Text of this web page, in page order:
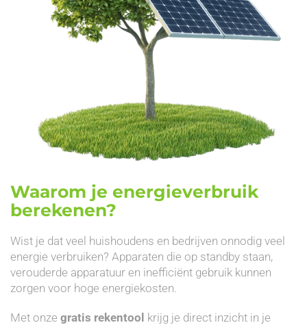
Waarom je energieverbruik
berekenen?
Wist je dat veel huishoudens en bedrijven onnodig veel
energie verbruiken? Apparaten die op standby staan,
verouderde apparatuur en inefficiënt gebruik kunnen
zorgen voor hoge energiekosten.
Met onze gratis rekentool krijg je direct inzicht in je